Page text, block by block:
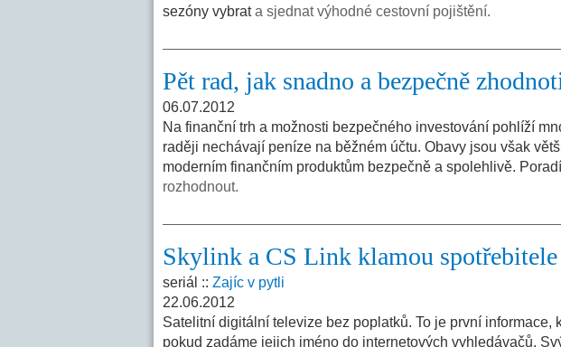
sezóny vybrata sjednat výhodné cestovní pojištění.
Pět rad, jak snadno a bezpečně
06.07.2012
Na finanční trh a možnosti bezpečného investování pohlíží
raději nechávají peníze na běžném účtu. Obavy jsou však
moderním finančním produktům bezpečně a spolehlivě.
rozhodnout.
Skylink a CS Link klamou spotřebitele
seriál :: Zajíc v pytli
22.06.2012
Satelitní digitální televize bez poplatků. To je první
pokud zadáme jejich jméno do internetových vyhledávačů.